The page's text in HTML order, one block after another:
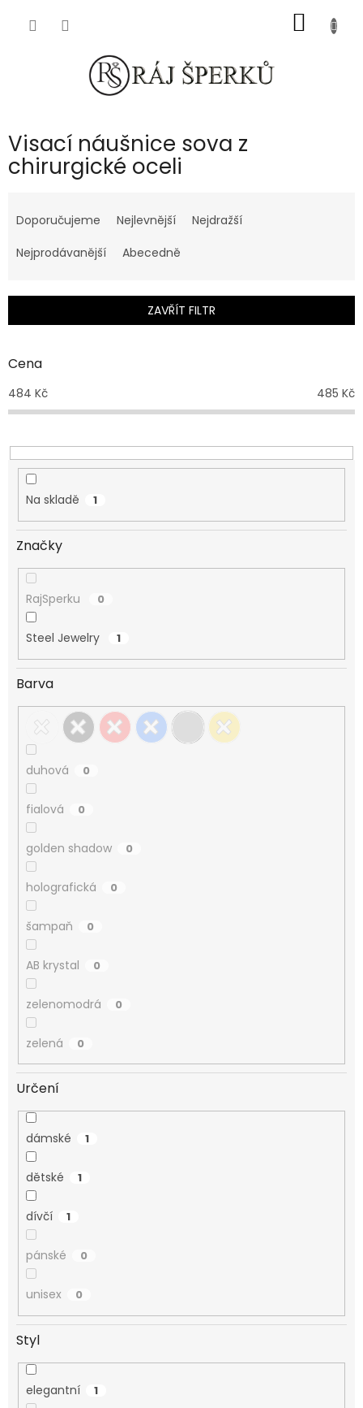
KOŠÍK
Visací náušnice sova z
chirurgické oceli
a
e
í
r
d
k
t
Doporučujeme Nejlevnější
Nejdražší
Nejprodávanější
Abecedně
ZAVŘÍT FILTR
Cena
484 Kč 485 Kč
Na skladě 1
Značky
RajSperku 0
Steel Jewelry 1
Barva
duhová 0
fialová 0
golden shadow 0
holografická 0
šampaň 0
AB krystal 0
zelenomodrá 0
zelená 0
Určení
dámské 1
dětské 1
dívčí 1
pánské 0
unisex 0
Styl
elegantní 1